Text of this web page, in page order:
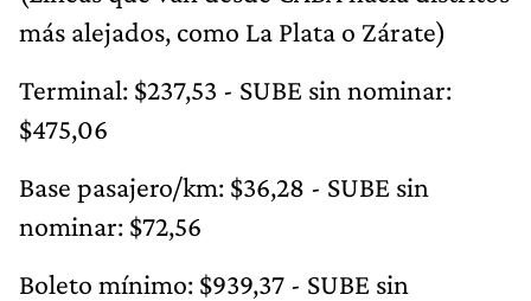
más alejados, como La Plata o Zárate)
Terminal: $237,53 - SUBE sin nominar:
$475,06
Base pasajero/km: $36,28 - SUBE sin
nominar: $72,56
Boleto mínimo: $939,37 - SUBE sin